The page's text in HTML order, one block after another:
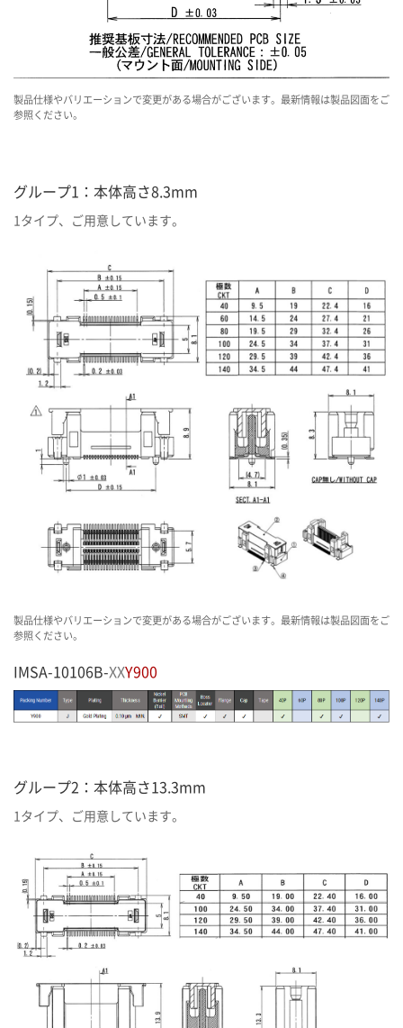
製品仕様やバリエーションで変更がある場合がございます。最新情報は製品図面をご
参照ください。
グループ1：本体高さ8.3mm
1タイプ、ご用意しています。
製品仕様やバリエーションで変更がある場合がございます。最新情報は製品図面をご
参照ください。
IMSA-10106B-XXY900
グループ2：本体高さ13.3mm
1タイプ、ご用意しています。